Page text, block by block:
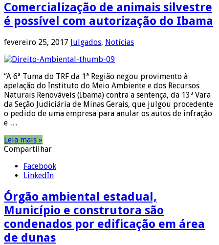
Comercialização de animais silvestre
é possível com autorização do Ibama
fevereiro 25, 2017 Julgados, Notícias
“A 6ª Tuma do TRF da 1ª Região negou provimento à
apelação do Instituto do Meio Ambiente e dos Recursos
Naturais Renováveis (Ibama) contra a sentença, da 13ª Vara
da Seção Judiciária de Minas Gerais, que julgou procedente
o pedido de uma empresa para anular os autos de infração
e …
Leia mais »
Compartilhar
Facebook
LinkedIn
Órgão ambiental estadual,
Município e construtora são
condenados por edificação em área
de dunas